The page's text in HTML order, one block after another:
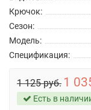
Крючок:
Сезон:
Модель:
Спецификация:
1 125 руб. 1
Есть в